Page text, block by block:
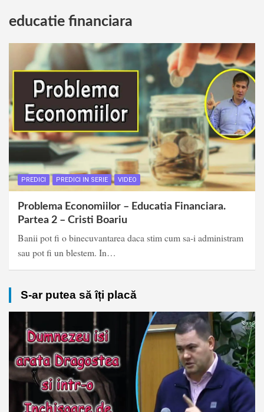
educatie financiara
PREDICI PREDICI IN SERIE VIDEO
Problema Economiilor – Educatia Financiara.
Partea 2 – Cristi Boariu
Banii pot fi o binecuvantarea daca stim cum sa-i administram
sau pot fi un blestem. In…
S-ar putea să îți placă